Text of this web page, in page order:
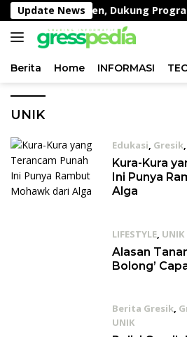
Langsung
ke
konten
Update News
Desa Peganden, Dukung
Berita Home INFORMASI
UNIK
Edukasi, Gresik,
19/01/2021
Kura-Kura
Ini Punya
Alga
LIFESTYLE, UNIK
Alasan
Bolong’
Berita Gresik,
UNIK